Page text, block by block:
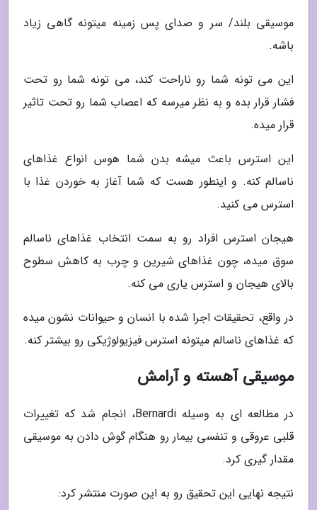
موسیقی بلند/ سر و صدای پس زمینه میتونه گاهی زیاد
باشه.
این می تونه شما رو ناراحت کند، می تونه شما رو تحت
فشار قرار بده و به نظر میرسه که اعصاب شما رو تحت تاثیر
قرار میده.
این استرس باعث میشه بدن شما هوس انواع غذاهای
ناسالم کنه. و اینطور هست که شما آغاز به خوردن غذا با
استرس می کنید.
هیجان استرس افراد رو به سمت انتخاب غذاهای ناسالم
سوق میده، چون غذاهای شیرین و چرب به کاهش سطوح
بالای هیجان و استرس یاری می کنه.
در واقع، تحقیقات اجرا شده با انسان و حیوانات نشون میده
که غذاهای ناسالم میتونه استرس فیزیولوژیکی رو بیشتر کنه.
موسیقی آهسته و آرامش
در مطالعه ای به وسیله Bernardi، انجام شد که تغییرات
قلبی عروقی و تنفسی بیمار رو هنگام گوش دادن به موسیقی
مقدار گیری کرد.
نتیجه نهایی این تحقیق رو به این صورت منتشر کرد: